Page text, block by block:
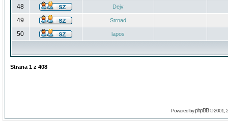
48 Dejv
49 Strnad
50 lapos
Strana 1 z 408
Powered byphpBB© 2001,